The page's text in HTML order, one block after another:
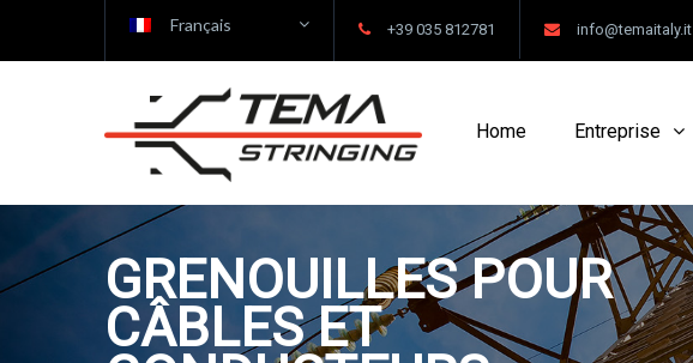
Français +39 035 812781 info@temaitaly.it
Home Entreprise
GRENOUILLES POUR
CÂBLES ET